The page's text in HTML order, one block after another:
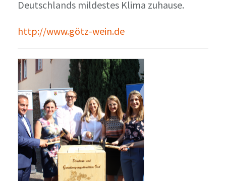
Deutschlands mildestes Klima zuhause.
http://www.götz-wein.de